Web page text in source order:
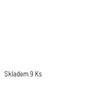
Skladem 9 Ks